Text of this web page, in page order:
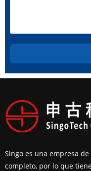
Singo es una empresa
completo, por lo que